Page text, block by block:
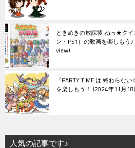
ときめきの放課後 ねっ★ク
ン・PS1）の動画を楽しもう♪
view
『PARTY TIME は 終わらな
を楽しもう！ 2024年11月
人気の記事です♪